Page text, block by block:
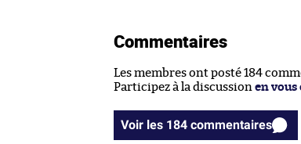
Commentaires
Les membres ont posté 184
Participez à la discussion en
Voir les 184 commentaires